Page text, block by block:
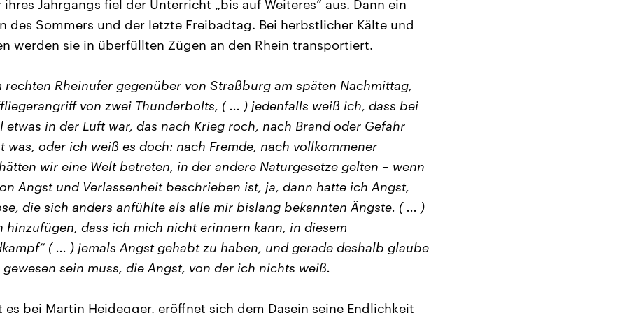
Jahrgangs fiel der Unterricht „bis auf Weiteres“ aus. Dann ein
des Sommers und der letzte Freibadtag. Bei herbstlicher Kälte und
werden sie in überfüllten Zügen an den Rhein transportiert.
rechten Rheinufer gegenüber von Straßburg am späten Nachmittag,
von zwei Thunderbolts, ( ... ) jedenfalls weiß ich, dass bei
etwas in der Luft war, das nach Krieg roch, nach Brand oder Gefahr
was, oder ich weiß es doch: nach Fremde, nach vollkommener
wir eine Welt betreten, in der andere Naturgesetze gelten – wenn
Angst und Verlassenheit beschrieben ist, ja, dann hatte ich Angst,
die sich anders anfühlte als alle mir bislang bekannten Ängste. ( ... )
hinzufügen, dass ich mich nicht erinnern kann, in diesem
( ... ) jemals Angst gehabt zu haben, und gerade deshalb glaube
sein muss, die Angst, von der ich nichts weiß.
bei Martin Heidegger, eröffnet sich dem Dasein seine Endlichkeit